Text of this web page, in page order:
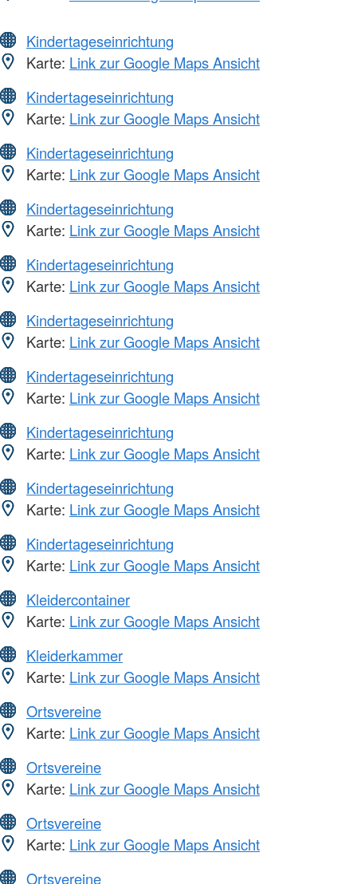
Kindertageseinrichtung
Karte: Link zur Google Maps Ansicht
Kindertageseinrichtung
Karte: Link zur Google Maps Ansicht
Kindertageseinrichtung
Karte: Link zur Google Maps Ansicht
Kindertageseinrichtung
Karte: Link zur Google Maps Ansicht
Kindertageseinrichtung
Karte: Link zur Google Maps Ansicht
Kindertageseinrichtung
Karte: Link zur Google Maps Ansicht
Kindertageseinrichtung
Karte: Link zur Google Maps Ansicht
Kindertageseinrichtung
Karte: Link zur Google Maps Ansicht
Kindertageseinrichtung
Karte: Link zur Google Maps Ansicht
Kindertageseinrichtung
Karte: Link zur Google Maps Ansicht
Kleidercontainer
Karte: Link zur Google Maps Ansicht
Kleiderkammer
Karte: Link zur Google Maps Ansicht
Ortsvereine
Karte: Link zur Google Maps Ansicht
Ortsvereine
Karte: Link zur Google Maps Ansicht
Ortsvereine
Karte: Link zur Google Maps Ansicht
Ortsvereine